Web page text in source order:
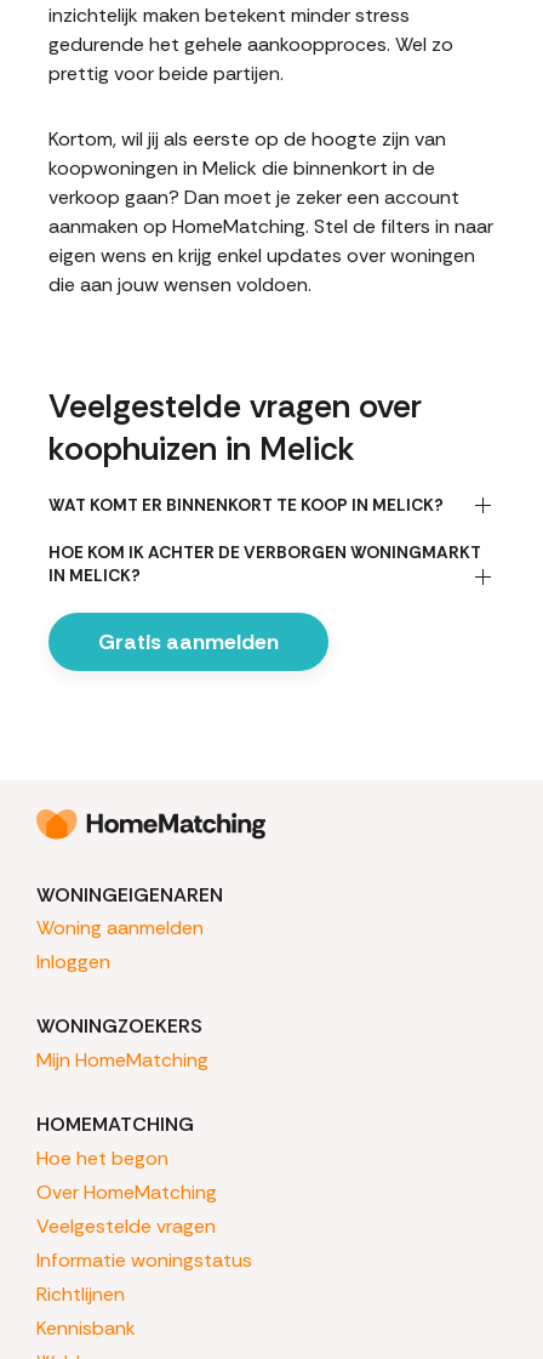
inzichtelijk maken betekent minder stress
gedurende het gehele aankoopproces. Wel zo
prettig voor beide partijen.
Kortom, wil jij als eerste op de hoogte zijn van
koopwoningen in Melick die binnenkort in de
verkoop gaan? Dan moet je zeker een account
aanmaken op HomeMatching. Stel de filters in naar
eigen wens en krijg enkel updates over woningen
die aan jouw wensen voldoen.
Veelgestelde vragen over
koophuizen in Melick
WAT KOMT ER BINNENKORT TE KOOP IN MELICK?
HOE KOM IK ACHTER DE VERBORGEN WONINGMARKT
IN MELICK?
Gratis aanmelden
WONINGEIGENAREN
Woning aanmelden
Inloggen
WONINGZOEKERS
Mijn HomeMatching
HOMEMATCHING
Hoe het begon
Over HomeMatching
Veelgestelde vragen
Informatie woningstatus
Richtlijnen
Kennisbank